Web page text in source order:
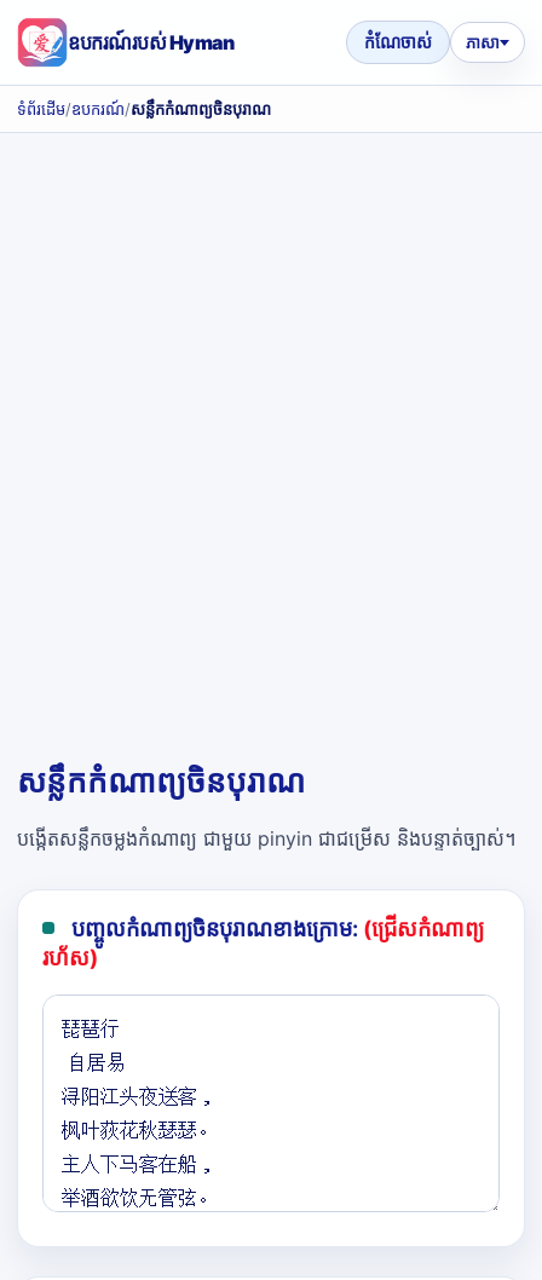
ឧបករណ៍របស់ Hyman កំណែចាស់ ភាសា
ទំព័រដើម/ឧបករណ៍/សន្លឹកកំណាព្យចិនបុរាណ
សន្លឹកកំណាព្យចិនបុរាណ
បង្កើតសន្លឹកចម្លងកំណាព្យ ជាមួយ pinyin ជាជម្រើស និងបន្ទាត់ច្បាស់។
បញ្ចូលកំណាព្យចិនបុរាណខាងក្រោម: (ជ្រើសកំណាព្យ
រហ័ស)